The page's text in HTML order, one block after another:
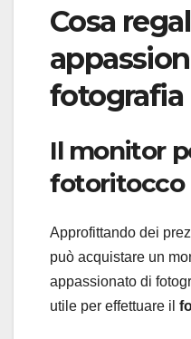
Cosa
fotografia
Il monitor
fotoritocco
Approfittando dei
può acquistare un
appassionato di
utile per effettuare il